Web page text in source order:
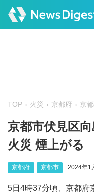
TOP 火災 京都府 京
京都市伏見区
火災 煙上がる
京都府 京都市 2024年1
5日4時37分頃、京都府